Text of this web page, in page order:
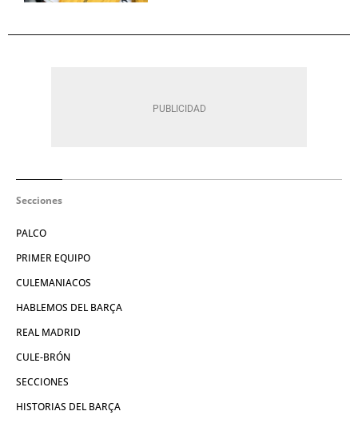
Secciones
PALCO
PRIMER EQUIPO
CULEMANIACOS
HABLEMOS DEL BARÇA
REAL MADRID
CULE-BRÓN
SECCIONES
HISTORIAS DEL BARÇA